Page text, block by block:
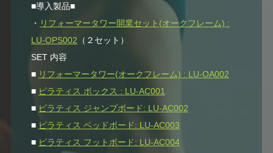
■導入製品■
・ リフォーマータワー開業セット(オークフレーム) :
LU-OPS002 （２セット）
SET 内容
■ リフォーマータワー(オークフレーム) : LU-OA002
■ ピラティス ボックス : LU-AC001
■ ピラティス ジャンプボード: LU-AC002
■ ピラティス ベッドボード: LU-AC003
■ ピラティス フットボード: LU-AC004